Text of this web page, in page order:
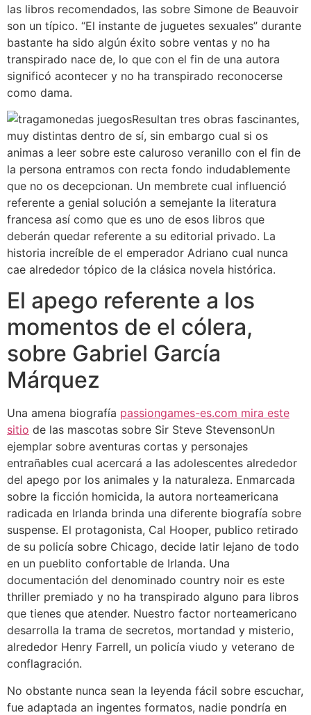
las libros recomendados, las sobre Simone de Beauvoir
son un típico. “El instante de juguetes sexuales” durante
bastante ha sido algún éxito sobre ventas y no ha
transpirado nace de, lo que con el fin de una autora
significó acontecer y no ha transpirado reconocerse
como dama.
Resultan tres obras fascinantes,
muy distintas dentro de sí, sin embargo cual si os
animas a leer sobre este caluroso veranillo con el fin de
la persona entramos con recta fondo indudablemente
que no os decepcionan. Un membrete cual influenció
referente a genial solución a semejante la literatura
francesa así­ como que es uno de esos libros que
deberán quedar referente a su editorial privado. La
historia increíble de el emperador Adriano cual nunca
cae alrededor tópico de la clásica novela histórica.
El apego referente a los
momentos de el cólera,
sobre Gabriel García
Márquez
Una amena biografía passiongames-es.com mira este
sitio de las mascotas sobre Sir Steve StevensonUn
ejemplar sobre aventuras cortas y personajes
entrañables cual acercará a las adolescentes alrededor
del apego por los animales y la naturaleza. Enmarcada
sobre la ficción homicida, la autora norteamericana
radicada en Irlanda brinda una diferente biografía sobre
suspense. El protagonista, Cal Hooper, publico retirado
de su policía sobre Chicago, decide latir lejano de todo
en un pueblito confortable de Irlanda. Una
documentación del denominado country noir es este
thriller premiado y no ha transpirado alguno para libros
que tienes que atender. Nuestro factor norteamericano
desarrolla la trama de secretos, mortandad y misterio,
alrededor Henry Farrell, un policía viudo y veterano de
conflagración.
No obstante nunca sean la leyenda fácil sobre escuchar,
fue adaptada an ingentes formatos, nadie pondrí­a en